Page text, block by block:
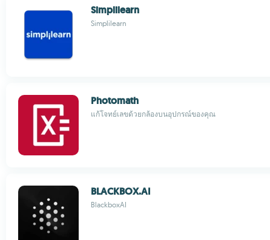
Simplilearn
Simplilearn
Photomath
แก้โจทย์เลขด้วยกล้องบนอุปกรณ์ของคุณ
BLACKBOX.AI
BlackboxAI